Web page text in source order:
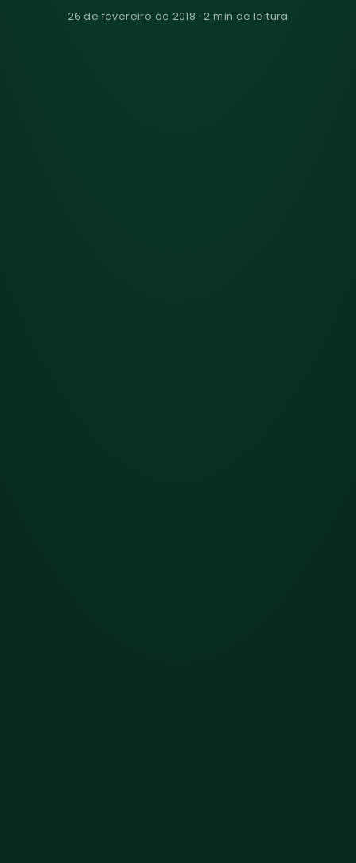
26 de fevereiro de 2018 · 2 min de leitura